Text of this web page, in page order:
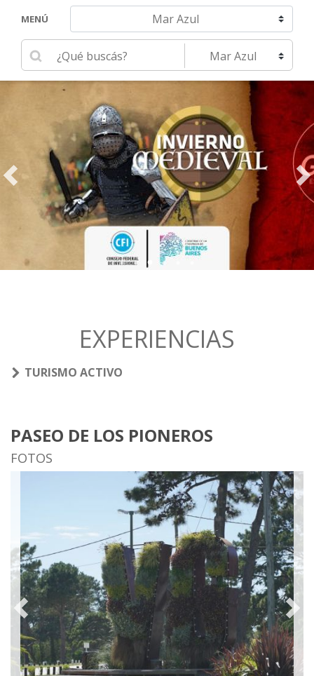
MENÚ Navegar hacia otra localidad
Ingrese su búsqueda Seleccione una localidad
EXPERIENCIAS
TURISMO ACTIVO
PASEO DE LOS PIONEROS
FOTOS